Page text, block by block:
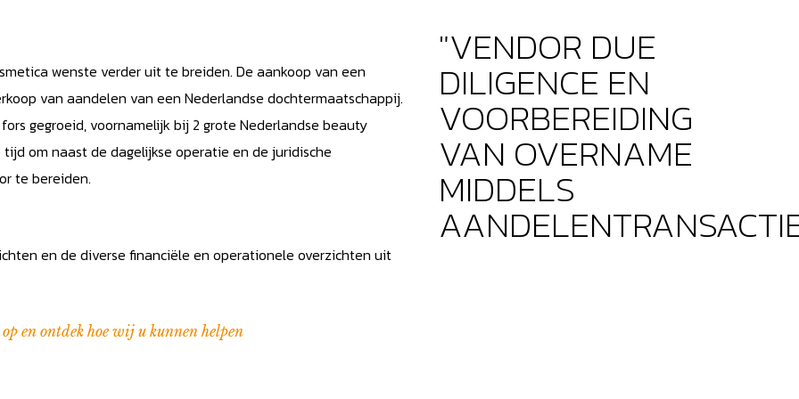
wenste verder uit te breiden. De aankoop van een
van aandelen van een Nederlandse dochtermaatschappij.
gegroeid, voornamelijk bij 2 grote Nederlandse beauty
om naast de dagelijkse operatie en de juridische
te bereiden.
en de diverse financiële en operationele overzichten uit
en ontdek hoe wij u kunnen helpen
"VENDOR DUE
DILIGENCE EN
VOORBEREIDING
VAN OVERNAME
MIDDELS